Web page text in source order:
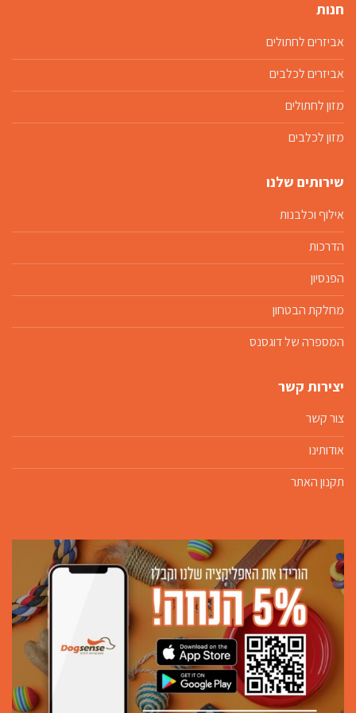
חנות
אביזרים לחתולים
אביזרים לכלבים
מזון לחתולים
מזון לכלבים
שירותים שלנו
אילוף וכלבנות
הדרכות
הפנסיון
מחלקת הבטחון
המספרה של דוגסנס
יצירות קשר
צור קשר
אודותינו
תקנון האתר